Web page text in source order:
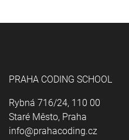
PRAHA CODING SCHOOL
Rybná 716/24, 110 00
Staré Město, Praha
info@prahacoding.cz